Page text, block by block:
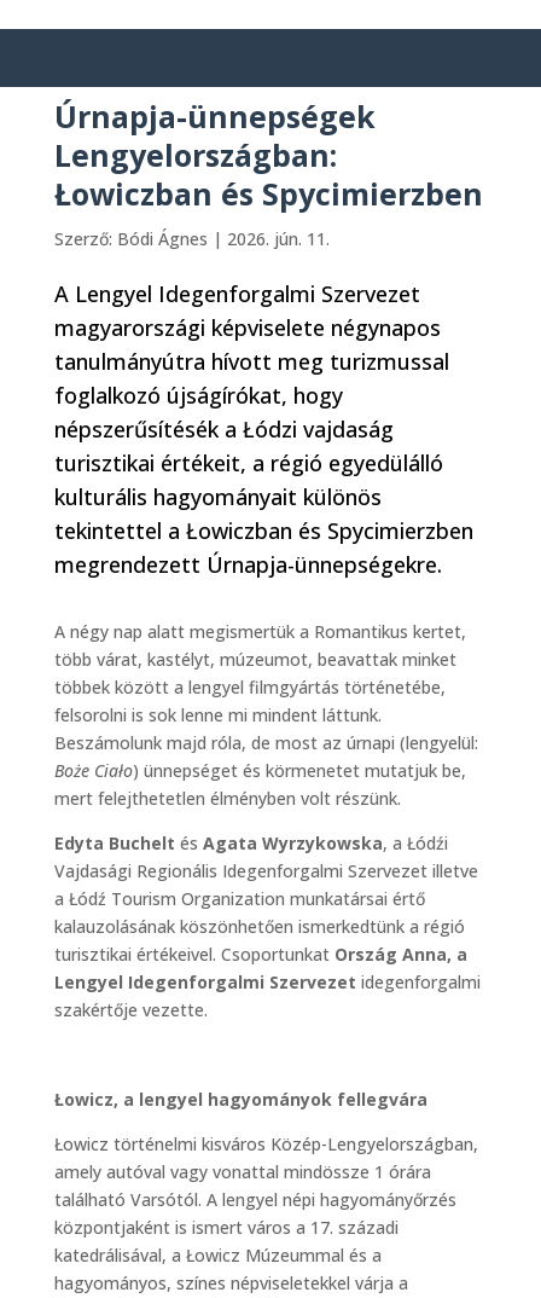
Úrnapja-ünnepségek
Lengyelországban:
Łowiczban és Spycimierzben
Szerző: Bódi Ágnes | 2026. jún. 11.
A Lengyel Idegenforgalmi Szervezet
magyarországi képviselete négynapos
tanulmányútra hívott meg turizmussal
foglalkozó újságírókat, hogy
népszerűsítésék a Łódzi vajdaság
turisztikai értékeit, a régió egyedülálló
kulturális hagyományait különös
tekintettel a Łowiczban és Spycimierzben
megrendezett Úrnapja-ünnepségekre.
A négy nap alatt megismertük a Romantikus kertet,
több várat, kastélyt, múzeumot, beavattak minket
többek között a lengyel filmgyártás történetébe,
felsorolni is sok lenne mi mindent láttunk.
Beszámolunk majd róla, de most az úrnapi (lengyelül:
Boże Ciało) ünnepséget és körmenetet mutatjuk be,
mert felejthetetlen élményben volt részünk.
Edyta Buchelt és Agata Wyrzykowska, a Łódźi
Vajdasági Regionális Idegenforgalmi Szervezet illetve
a Łódź Tourism Organization munkatársai értő
kalauzolásának köszönhetően ismerkedtünk a régió
turisztikai értékeivel. Csoportunkat Ország Anna, a
Lengyel Idegenforgalmi Szervezet idegenforgalmi
szakértője vezette.
Łowicz, a lengyel hagyományok fellegvára
Łowicz történelmi kisváros Közép-Lengyelországban,
amely autóval vagy vonattal mindössze 1 órára
található Varsótól. A lengyel népi hagyományőrzés
központjaként is ismert város a 17. századi
katedrálisával, a Łowicz Múzeummal és a
hagyományos, színes népviseletekkel várja a